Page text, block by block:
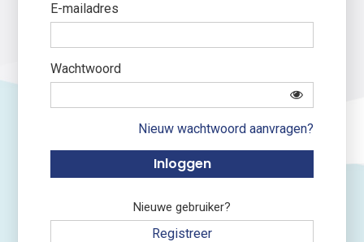
E-mailadres
Wachtwoord
Nieuw wachtwoord aanvragen?
Nieuwe gebruiker?
Registreer